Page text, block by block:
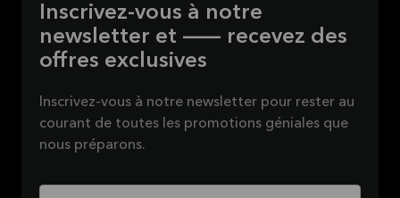
Inscrivez-vous à notre
newsletter et — recevez des
offres exclusives
Inscrivez-vous à notre newsletter pour rester au
courant de toutes les promotions géniales que
nous préparons.